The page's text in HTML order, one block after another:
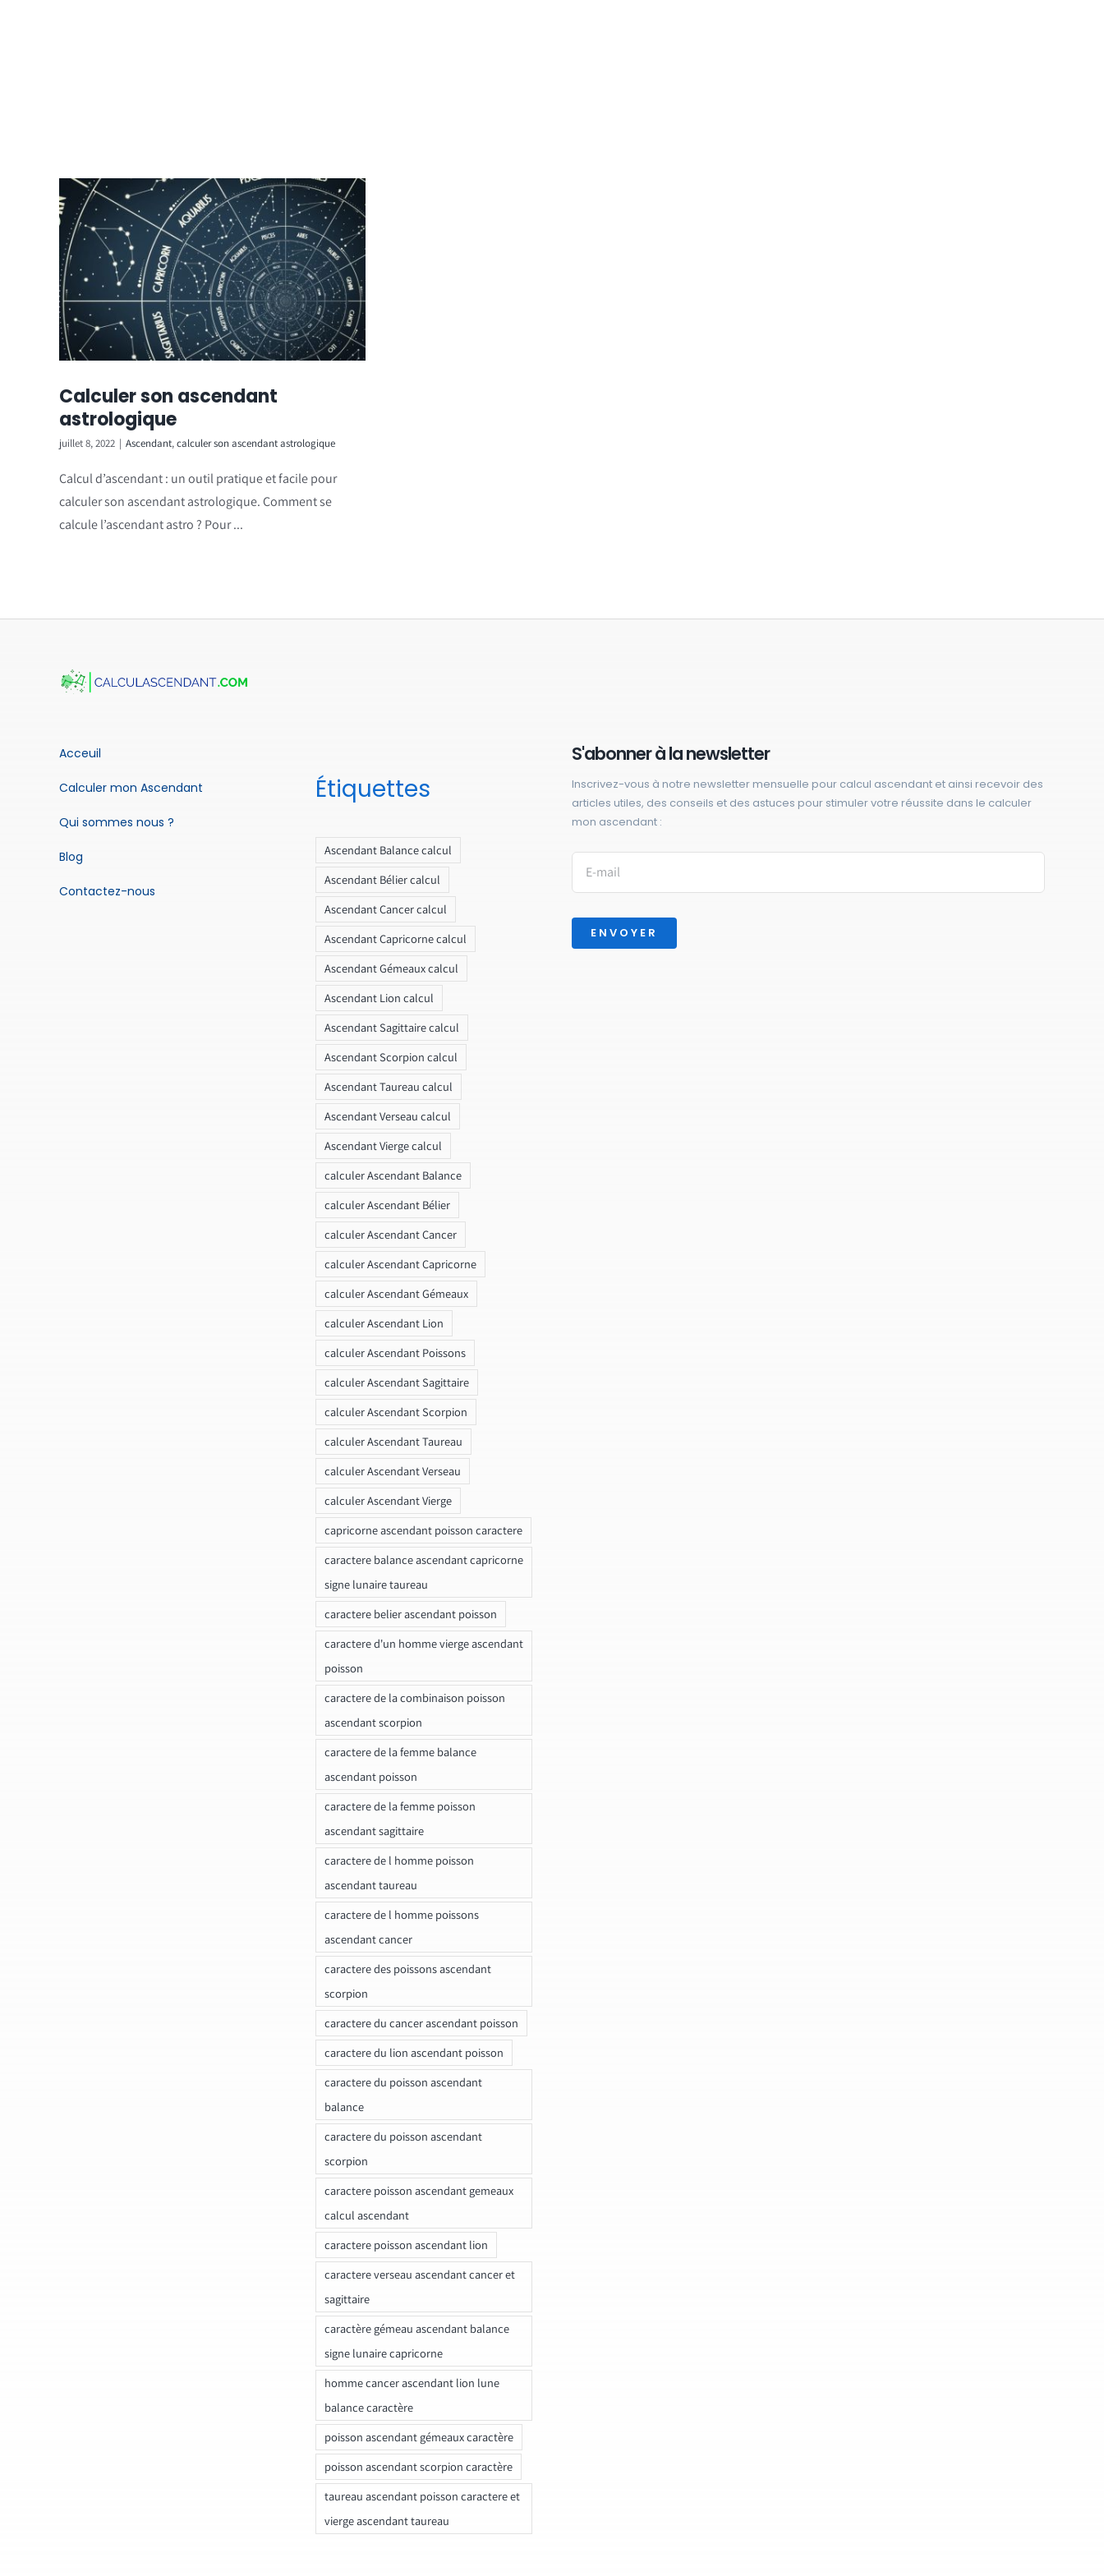
Calculer son ascendant
astrologique
juillet 8, 2022 | Ascendant,calculer son ascendant astrologique
Calcul d’ascendant : un outil pratique et facile pour
calculer son ascendant astrologique. Comment se
calcule l’ascendant astro ? Pour ...
Acceuil
Calculer mon Ascendant
Qui sommes nous ?
Blog
Contactez-nous
Étiquettes
Ascendant Balance calcul
Ascendant Bélier calcul
Ascendant Cancer calcul
Ascendant Capricorne calcul
Ascendant Gémeaux calcul
Ascendant Lion calcul
Ascendant Sagittaire calcul
Ascendant Scorpion calcul
Ascendant Taureau calcul
Ascendant Verseau calcul
Ascendant Vierge calcul
calculer Ascendant Balance
calculer Ascendant Bélier
calculer Ascendant Cancer
calculer Ascendant Capricorne
calculer Ascendant Gémeaux
calculer Ascendant Lion
calculer Ascendant Poissons
calculer Ascendant Sagittaire
calculer Ascendant Scorpion
calculer Ascendant Taureau
calculer Ascendant Verseau
calculer Ascendant Vierge
capricorne ascendant poisson caractere
caractere balance ascendant capricorne
signe lunaire taureau
caractere belier ascendant poisson
caractere d'un homme vierge ascendant
poisson
caractere de la combinaison poisson
ascendant scorpion
caractere de la femme balance
ascendant poisson
caractere de la femme poisson
ascendant sagittaire
caractere de l homme poisson
ascendant taureau
caractere de l homme poissons
ascendant cancer
caractere des poissons ascendant
scorpion
caractere du cancer ascendant poisson
caractere du lion ascendant poisson
caractere du poisson ascendant
balance
caractere du poisson ascendant
scorpion
caractere poisson ascendant gemeaux
calcul ascendant
caractere poisson ascendant lion
caractere verseau ascendant cancer et
sagittaire
caractère gémeau ascendant balance
signe lunaire capricorne
homme cancer ascendant lion lune
balance caractère
poisson ascendant gémeaux caractère
poisson ascendant scorpion caractère
taureau ascendant poisson caractere et
vierge ascendant taureau
S'abonner à la newsletter
Inscrivez-vous à notre newsletter mensuelle pour calcul ascendant et ainsi recevoir des
articles utiles, des conseils et des astuces pour stimuler votre réussite dans le calculer
mon ascendant :
ENVOYER